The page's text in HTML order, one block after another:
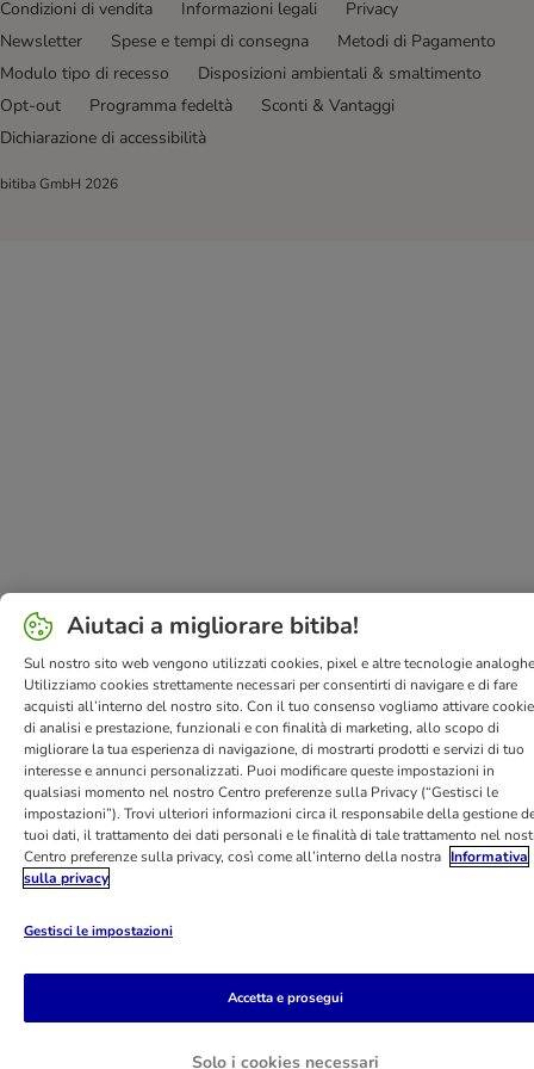
Condizioni di vendita
Informazioni legali
Privacy
Newsletter
Spese e tempi di consegna
Metodi di Pagamento
Modulo tipo di recesso
Disposizioni ambientali & smaltimento
Opt-out
Programma fedeltà
Sconti & Vantaggi
Dichiarazione di accessibilità
bitiba GmbH 2026
Aiutaci a migliorare bitiba!
Sul nostro sito web vengono utilizzati cookies, pixel e altre tecnologie
Utilizziamo cookies strettamente necessari per consentirti di navigare e di fare
acquisti all’interno del nostro sito. Con il tuo consenso vogliamo attivare
di analisi e prestazione, funzionali e con finalità di marketing, allo scopo di
migliorare la tua esperienza di navigazione, di mostrarti prodotti e servizi di tuo
interesse e annunci personalizzati. Puoi modificare queste impostazioni in
qualsiasi momento nel nostro Centro preferenze sulla Privacy (“Gestisci le
impostazioni”). Trovi ulteriori informazioni circa il responsabile della gestione
tuoi dati, il trattamento dei dati personali e le finalità di tale trattamento nel
Centro preferenze sulla privacy, così come all’interno della nostra Informativa
sulla privacy
Gestisci le impostazioni
Solo i cookies necessari
Accetta e prosegui